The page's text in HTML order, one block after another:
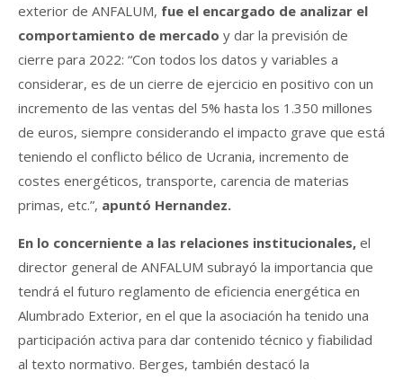
exterior de ANFALUM, fue el encargado de analizar el
comportamiento de mercado y dar la previsión de
cierre para 2022: “Con todos los datos y variables a
considerar, es de un cierre de ejercicio en positivo con un
incremento de las ventas del 5% hasta los 1.350 millones
de euros, siempre considerando el impacto grave que está
teniendo el conflicto bélico de Ucrania, incremento de
costes energéticos, transporte, carencia de materias
primas, etc.”, apuntó Hernandez.
En lo concerniente a las relaciones institucionales, el
director general de ANFALUM subrayó la importancia que
tendrá el futuro reglamento de eficiencia energética en
Alumbrado Exterior, en el que la asociación ha tenido una
participación activa para dar contenido técnico y fiabilidad
al texto normativo. Berges, también destacó la